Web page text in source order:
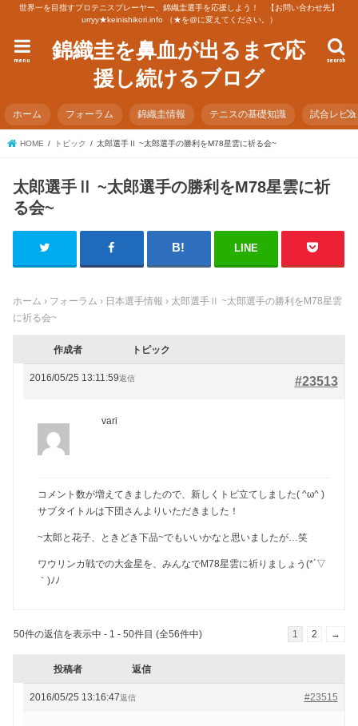
世界一を目指すプロテニスプレーヤー、錦織圭選手を応援しよう！ 【お問い合わせ先】
urryy★keinishikori.info （★を@に変えてください。）
錦織圭を鼻血が出るまで応
援し続けるブログ
search
menu
ホーム フォーラム 錦織圭情報 テニスの基礎知識 試合レビ
HOME トピック 太郎選手Ⅱ ~太郎選手の勝利をM78星雲に祈る会~
太郎選手Ⅱ ~太郎選手の勝利をM78星雲に祈
る会~
LINE
ホーム › フォーラム › 日本選手情報 › 太郎選手Ⅱ ~太郎選手の勝利をM78星雲
に祈る会~
作成者 トピック
2016/05/25 13:11:59 #23513
返信
vari
コメント数が増えてきましたので、新しくトピ立てしました( ^ω^ )
サブタイトルは下団さんよりいただきました！
~太郎と花子、ときどき下品~でもいいかなと思いましたが…笑
ワウリンカ戦での大金星を、みんなでM78星雲に祈りましょう(*´▽
｀)ﾉﾉ
50件の返信を表示中 - 1 - 50件目 (全56件中) 1 2 →
投稿者 返信
2016/05/25 13:16:47 #23515
返信